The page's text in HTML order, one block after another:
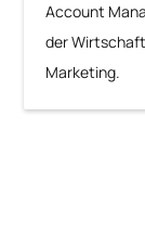
Account
der
Marketing.